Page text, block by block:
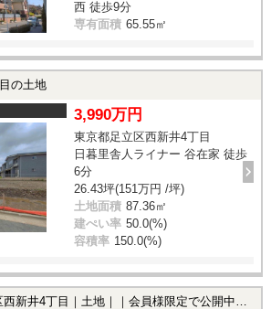
西 徒歩9分
専有面積 65.55㎡
の土地
3,990万円
東京都足立区西新井4丁目
日暮里舎人ライナー 谷在家 徒歩
6分
26.43坪(151万円 /坪)
土地面積 87.36㎡
建ぺい率 50.0(%)
容積率 150.0(%)
西新井4丁目｜土地｜｜会員様限定で公開中！】